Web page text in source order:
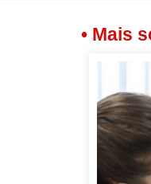
• Mais